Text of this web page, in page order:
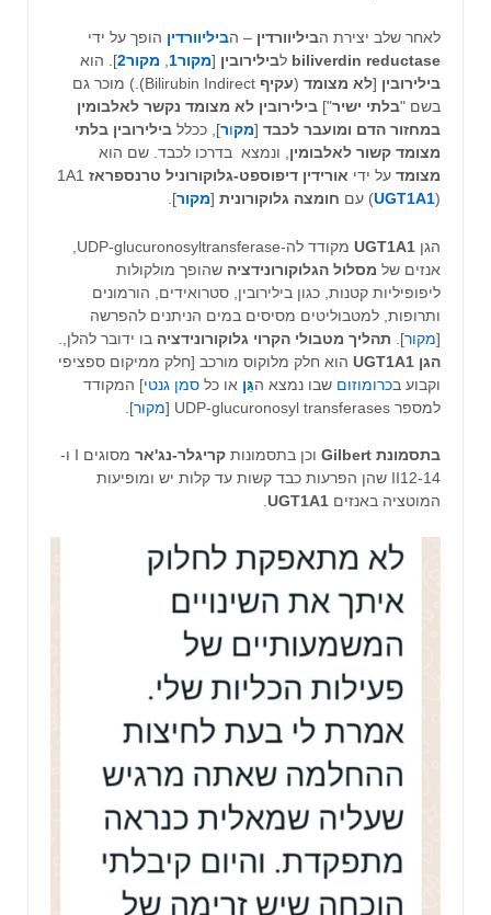
לאחר שלב יצירת הביליוורדין – הביליוורדין הופך על ידי
biliverdin reductase לבילירובין [מקור1 , מקור2 ]. הוא
בילירובין [לא מצומד (עקיף
Bilirubin Indirect).) מוכר גם
בשם "בלתי ישיר"] בילירובין לא מצומד נקשר לאלבומין
במחזור הדם ומועבר לכבד [מקור], ככלל בילירובין בלתי
מצומד קשור לאלבומין, ונמצא בדרכו לכבד. שם הוא
מצומד על ידי אורידין דיפוספט-גלוקורוניל טרנספראז 1A1
(UGT1A1) עם חומצה גלוקורונית [מקור].
הגן UGT1A1
אנזים של מסלול הגלוקורונידציה שהופך מולקולות
ליפופיליות קטנות, כגון בילירובין, סטרואידים, הורמונים
ותרופות, למטבוליטים מסיסים במים הניתנים להפרשה
[מקור]. תהליך מטבולי הקרוי גלוקורונידציה בו ידובר להלן,.
הגן UGT1A1
הוא חלק מלוקוס מורכב [חלק ממיקום ספציפי
וקבוע בכרומוזום שבו נמצא הגֵּן או כל סמן גנטי] המקודד
למספר UDP-glucuronosyl transferases [
מקור].
בתסמונת Gilbert וכן בתסמונות קריגלר-נג'אר
מסוגים I ו-
II12-14 שהן הפרעות כבד קשות עד קלות יש ומופיעות
המוטציה באנזים UGT1A1